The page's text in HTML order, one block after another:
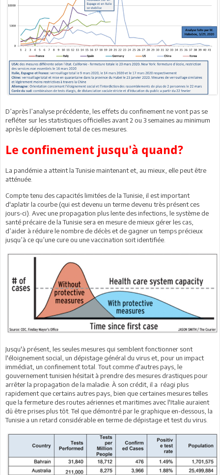
D’après l’analyse précédente, les effets du confinement ne vont pas se
refléter sur les statistiques officielles avant 2 ou 3 semaines au minimum
après le déploiement total de ces mesures.
Le confinement jusqu'à quand?
La pandémie a atteint la Tunisie maintenant et, au mieux, elle peut être
atténuée.
Compte tenu des capacités limitées de la Tunisie, il est important
d'aplatir la courbe (qui est devenu un terme devenu très présent ces
jours-ci). Avec une propagation plus lente des infections, le système de
santé précaire de la Tunisie sera en mesure de mieux gérer les cas,
d’aider à réduire le nombre de décès et de gagner un temps précieux
jusqu’à ce qu’une cure ou une vaccination soit identifiée.
Jusqu'à présent, les seules mesures qui semblent fonctionner sont
l'éloignement social, un dépistage général du virus et, pour un impact
immédiat, un confinement total. Tout comme d'autres pays, le
gouvernement tunisien hésitait à prendre des mesures drastiques pour
arrêter la propagation de la maladie. À son crédit, il a réagi plus
rapidement que certains autres pays, bien que certaines mesures telles
que la fermeture des routes aériennes et maritimes avec l'Italie auraient
dû être prises plus tôt. Tel que démontré par le graphique en-dessous, la
Tunisie a un retard considérable en terme de dépistage et test du virus.